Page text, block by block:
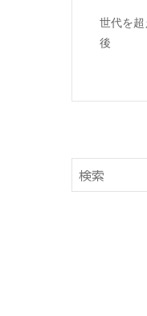
世代を
後